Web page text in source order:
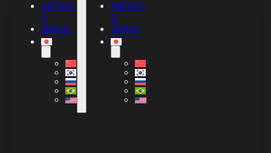
NEWS-
2
連絡先
NEWS-
2
連絡先